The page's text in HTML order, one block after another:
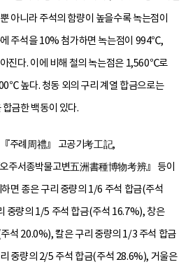
아니라 주석의 함량이 높을수록 녹는점이
주석을 10% 첨가하면 녹는점이 994℃,
진다. 이에 비해 철의 녹는점은 1,560℃로
높다. 청동 외의 구리 계열 합금으로는
금한 백동이 있다.
주례周禮』 고공기考工記,
주서종박물고변五洲書種博物考辨』 등이
면 종은 구리 중량의 1/6 주석 합금(주석
중량의 1/5 주석 합금(주석 16.7%), 창은
석 20.0%), 칼은 구리 중량의 1/3 주석 합금
중량의 2/5 주석 합금(주석 28.6%), 거울은